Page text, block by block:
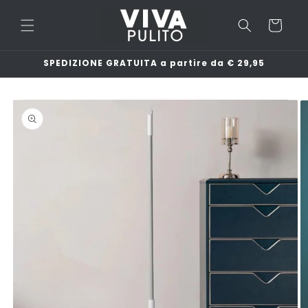
direttamente
ai contenuti
Carrello
SPEDIZIONE GRATUITA a partire da € 29,95
Passa alle
informazioni
sul